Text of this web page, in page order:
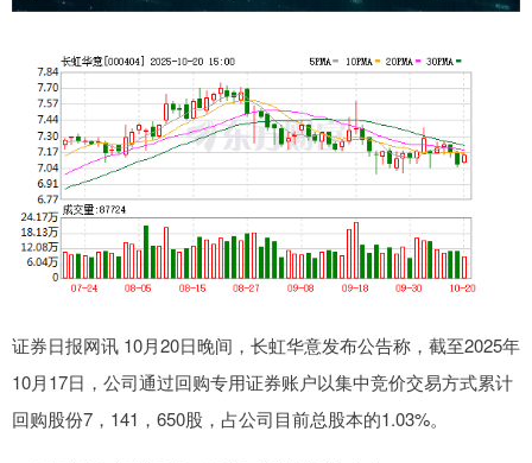
证券日报网讯 10月20日晚间，长虹华意发布公告称，截至2025年
10月17日，公司通过回购专用证券账户以集中竞价交易方式累计
回购股份7，141，650股，占公司目前总股本的1.03%。